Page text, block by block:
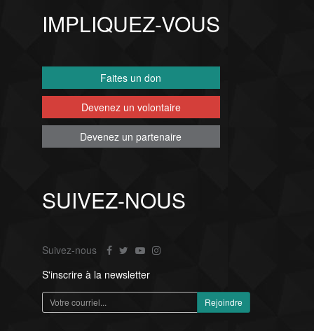
IMPLIQUEZ-VOUS
Faites un don
Devenez un volontaire
Devenez un partenaire
SUIVEZ-NOUS
Suivez-nous
S'inscrire à la newsletter